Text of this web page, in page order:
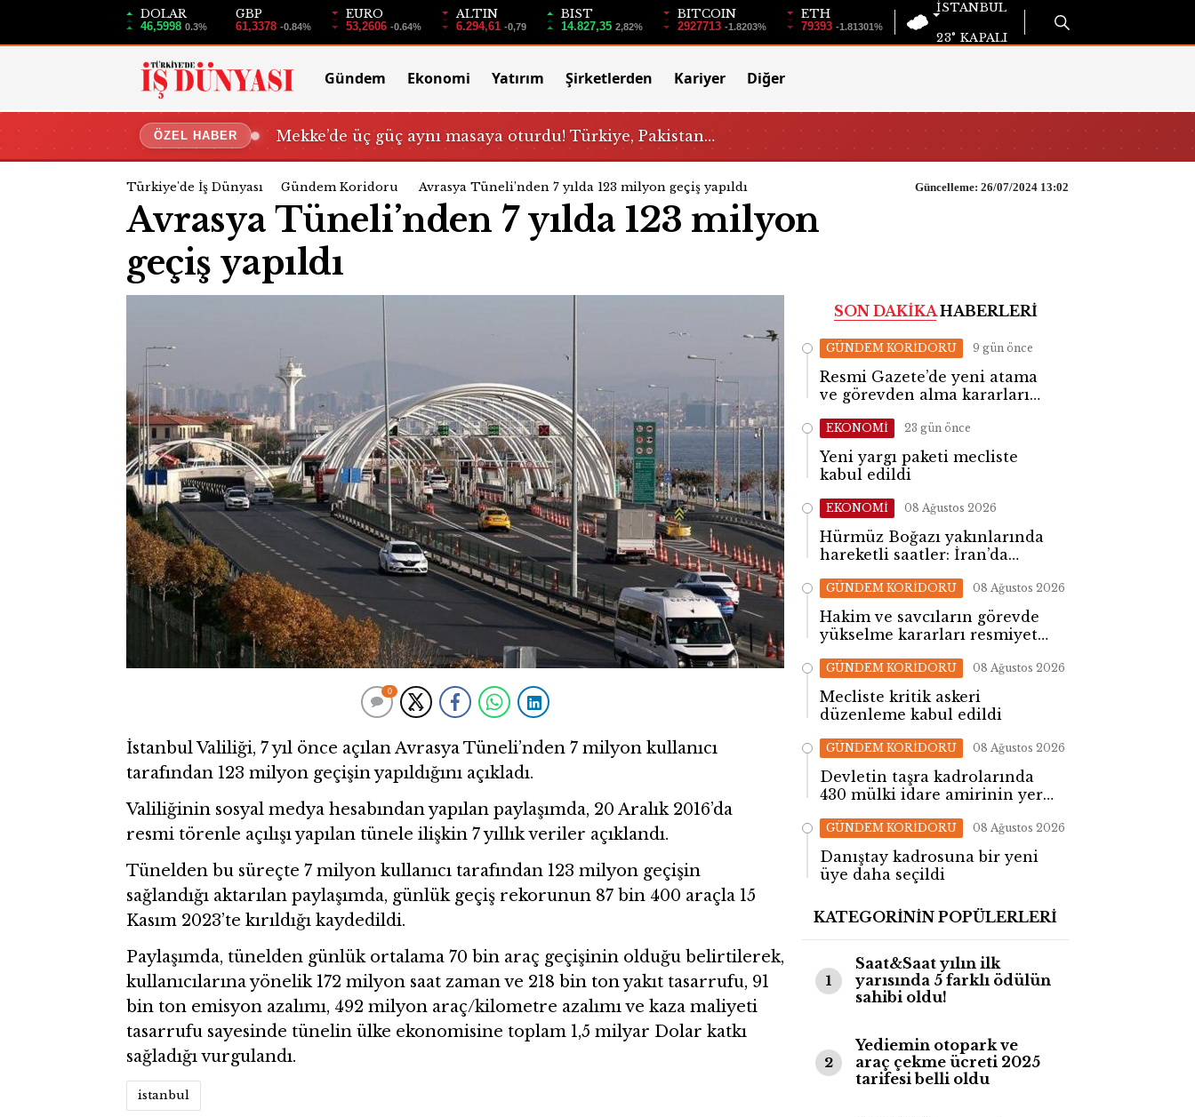
DOLAR
46,5998 0.3%
GBP
61,3378 -0.84%
EURO
53,2606 -0.64%
ALTIN
6.294,61 -0,79
BIST
14.827,35 2,82%
BITCOIN
2927713 -1.8203%
ETH
79393 -1.81301%
İSTANBUL
23° KAPALI
Gündem Ekonomi Yatırım Şirketlerden Kariyer Diğer
ÖZEL HABER Mekke’de üç güç aynı masaya oturdu! Türkiye, Pakistan…
Türkiye'de İş Dünyası Gündem Koridoru Avrasya Tüneli’nden 7 yılda 123 milyon geçiş yapıldı Güncelleme: 26/07/2024 13:02
Avrasya Tüneli’nden 7 yılda 123 milyon
geçiş yapıldı
0
İstanbul Valiliği, 7 yıl önce açılan Avrasya Tüneli’nden 7 milyon kullanıcı
tarafından 123 milyon geçişin yapıldığını açıkladı.
Valiliğinin sosyal medya hesabından yapılan paylaşımda, 20 Aralık 2016’da
resmi törenle açılışı yapılan tünele ilişkin 7 yıllık veriler açıklandı.
Tünelden bu süreçte 7 milyon kullanıcı tarafından 123 milyon geçişin
sağlandığı aktarılan paylaşımda, günlük geçiş rekorunun 87 bin 400 araçla 15
Kasım 2023’te kırıldığı kaydedildi.
Paylaşımda, tünelden günlük ortalama 70 bin araç geçişinin olduğu belirtilerek,
kullanıcılarına yönelik 172 milyon saat zaman ve 218 bin ton yakıt tasarrufu, 91
bin ton emisyon azalımı, 492 milyon araç/kilometre azalımı ve kaza maliyeti
tasarrufu sayesinde tünelin ülke ekonomisine toplam 1,5 milyar Dolar katkı
sağladığı vurgulandı.
istanbul
SON DAKİKAHABERLERİ
GÜNDEM KORİDORU 9 gün önce
Resmi Gazete’de yeni atama
ve görevden alma kararları
EKONOMİ 23 gün önce
Yeni yargı paketi mecliste
kabul edildi
EKONOMİ 08 Ağustos 2026
Hürmüz Boğazı yakınlarında
hareketli saatler: İran’da
GÜNDEM KORİDORU 08 Ağustos 2026
Hakim ve savcıların görevde
yükselme kararları resmiyet
GÜNDEM KORİDORU 08 Ağustos 2026
Mecliste kritik askeri
düzenleme kabul edildi
GÜNDEM KORİDORU 08 Ağustos 2026
Devletin taşra kadrolarında
430 mülki idare amirinin yeri
GÜNDEM KORİDORU 08 Ağustos 2026
Danıştay kadrosuna bir yeni
üye daha seçildi
KATEGORİNİN POPÜLERLERİ
1
Saat&Saat yılın ilk
yarısında 5 farklı ödülün
sahibi oldu!
2
Yediemin otopark ve
araç çekme ücreti 2025
tarifesi belli oldu